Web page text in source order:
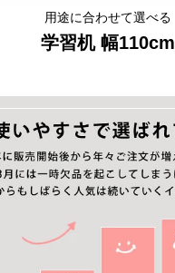
用途に合わせて選べる
学習机 幅110cm